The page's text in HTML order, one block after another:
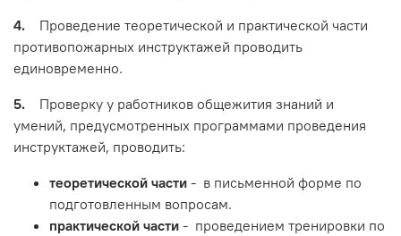
4. Проведение теоретической и практической части
противопожарных инструктажей проводить
единовременно.
5. Проверку у работников общежития знаний и
умений, предусмотренных программами проведения
инструктажей, проводить:
теоретической части - в письменной форме по
подготовленным вопросам.
практической части - проведением тренировки по